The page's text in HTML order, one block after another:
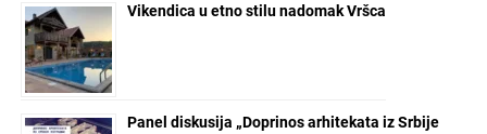
Vikendica u etno stilu nadomak Vršca
Panel diskusija „Doprinos arhitekata iz Srbije